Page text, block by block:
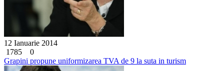
12 Ianuarie 2014
1785
0
Grapini propune uniformizarea TVA de 9 la suta in turism